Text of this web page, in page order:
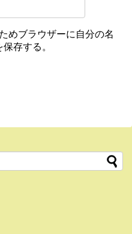
めブラウザーに自分の名
存する。